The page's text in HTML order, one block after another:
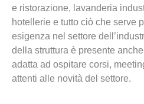
e ristorazione, lavanderia
hotellerie e tutto ciò che serve
esigenza nel settore
della struttura è presente
adatta ad ospitare corsi,
attenti alle novità del settore.